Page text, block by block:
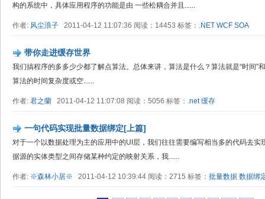
构的系统中，具体应用程序的功能是由 一些松耦合并且......
作者: 风尘浪子 2011-04-12 11:07:36 阅读：14453 标签： .NET WCF SOA
带你走进缓存世界
我们搞程序的多多少少都了解点算法。总体来讲，算法是什么？算法就是“时间”
算法的时间复杂度或空......
作者: 君之蘭 2011-04-12 11:07:08 阅读：5056 标签： .net 缓存
一句代码实现批量数据绑定[上篇]
对于一个以数据处理为主的应用中的UI层，我们往往需要编写相当多的代码去
据源的实体类型之间存储某种约定的映射关系，我......
作者: ※森林小居※ 2011-04-12 10:39:44 阅读：2715 标签： 批量数据 数据绑